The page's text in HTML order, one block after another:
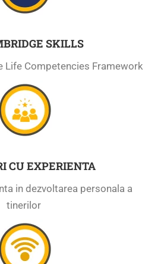
SKILLS
Life Competencies Framework
CU EXPERIENTA
in dezvoltarea personala a
tinerilor